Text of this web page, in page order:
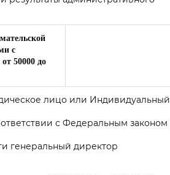
с
50000 до
лицо или Индивидуальный
с Федеральным законом
генеральный директор